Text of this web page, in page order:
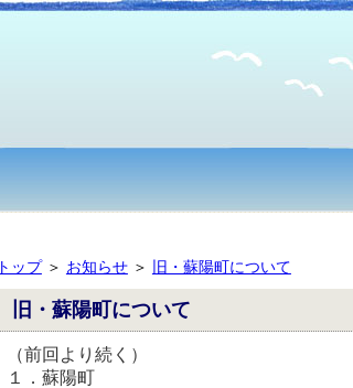
トップ＞ お知らせ＞ 旧・蘇陽町について
旧・蘇陽町について
（前回より続く）
１．蘇陽町